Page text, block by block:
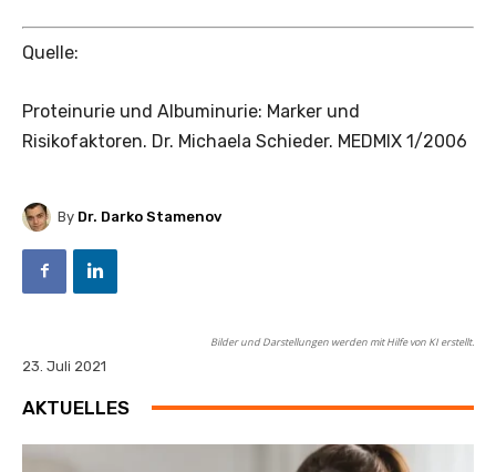
Quelle:
Proteinurie und ­Albuminurie: Marker und
Risikofaktoren. Dr. Michaela Schieder. MEDMIX 1/2006
By Dr. Darko Stamenov
Bilder und Darstellungen werden mit Hilfe von KI erstellt.
23. Juli 2021
AKTUELLES